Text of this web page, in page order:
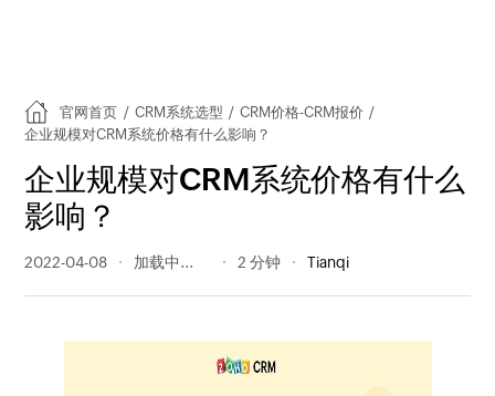
官网首页 / CRM系统选型 / CRM价格-CRM报价 /
企业规模对CRM系统价格有什么影响？
企业规模对CRM系统价格有什么
影响？
2022-04-08 329 阅读量 2 分钟 Tianqi